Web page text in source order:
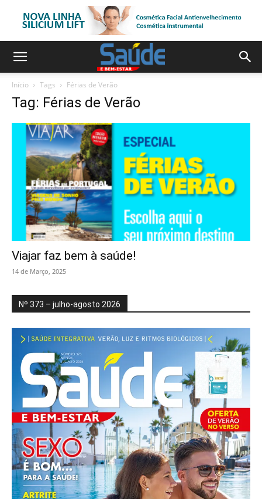
Início Tags Férias de Verão
Tag: Férias de Verão
Viajar faz bem à saúde!
14 de Março, 2025
Nº 373 – julho-agosto 2026